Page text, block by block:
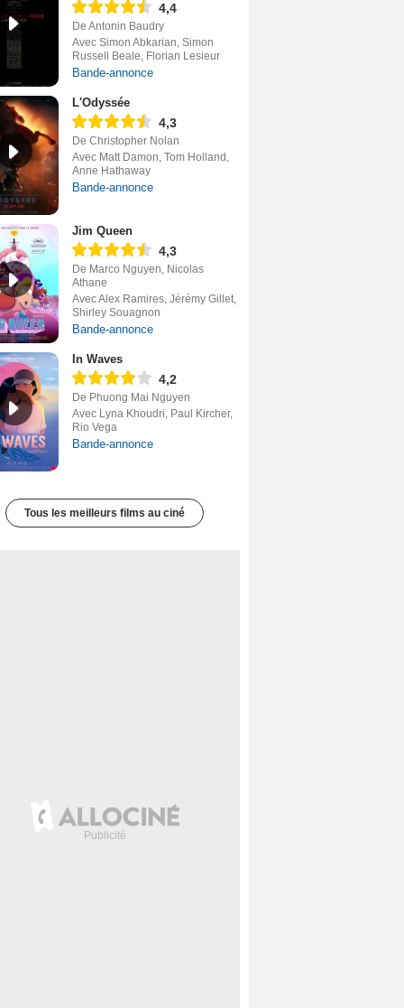
4,4
De Antonin Baudry
Avec Simon Abkarian, Simon
Russell Beale, Florian Lesieur
Bande-annonce
L'Odyssée
4,3
De Christopher Nolan
Avec Matt Damon, Tom Holland,
Anne Hathaway
Bande-annonce
Jim Queen
4,3
De Marco Nguyen, Nicolas
Athane
Avec Alex Ramires, Jérémy Gillet,
Shirley Souagnon
Bande-annonce
In Waves
4,2
De Phuong Mai Nguyen
Avec Lyna Khoudri, Paul Kircher,
Rio Vega
Bande-annonce
Tous les meilleurs films au ciné